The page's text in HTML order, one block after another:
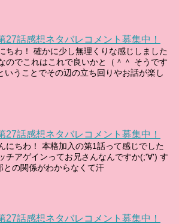
27話感想ネタバレコメント募集中！
ちわ！ 確かに少し無理くりな感じしました
のでこれはこれで良いかと（＾＾ そうです
いうことでその辺の立ち回りやお話が楽し
27話感想ネタバレコメント募集中！
にちわ！ 本格加入の第1話って感じでした
チアゲインってお兄さんなんですか(;'∀') す
との関係がわからなくて汗
27話感想ネタバレコメント募集中！